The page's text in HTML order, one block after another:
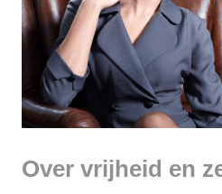
Over vrijheid en